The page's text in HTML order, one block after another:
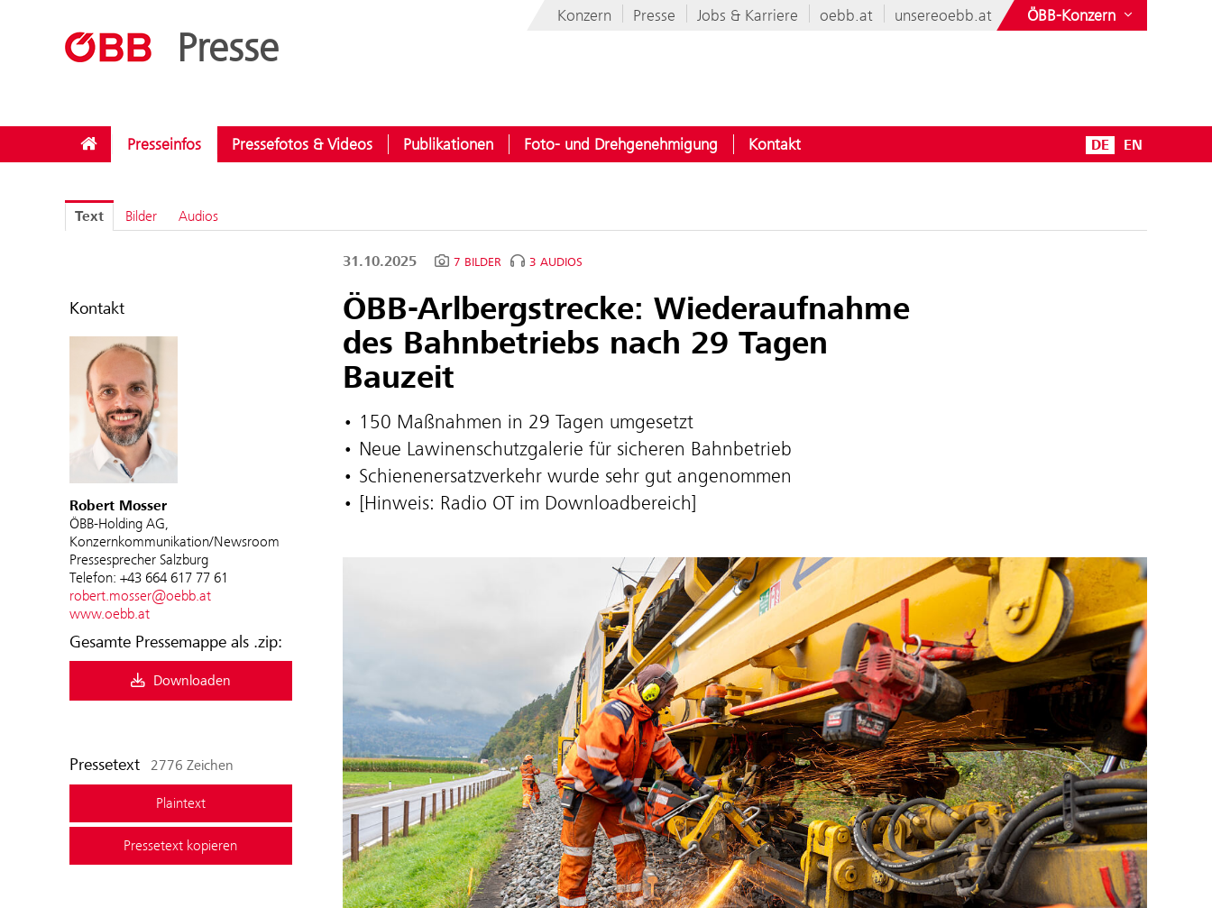
Presse
Konzern Presse Jobs & Karriere oebb.at unsereoebb.at ÖBB-Konzern
Presseinfos Pressefotos & Videos Publikationen Foto- und Drehgenehmigung Kontakt DE EN
Text Bilder Audios
Kontakt
Robert Mosser
ÖBB-Holding AG,
Konzernkommunikation/Newsroom
Pressesprecher Salzburg
Telefon: +43 664 617 77 61
robert.mosser@oebb.at
www.oebb.at
Gesamte Pressemappe als .zip:
Downloaden
Pressetext 2776 Zeichen
Plaintext
Pressetext kopieren
31.10.2025 7 BILDER 3 AUDIOS
ÖBB-Arlbergstrecke: Wiederaufnahme
des Bahnbetriebs nach 29 Tagen
Bauzeit
• 150 Maßnahmen in 29 Tagen umgesetzt
• Neue Lawinenschutzgalerie für sicheren Bahnbetrieb
• Schienenersatzverkehr wurde sehr gut angenommen
• [Hinweis: Radio OT im Downloadbereich]